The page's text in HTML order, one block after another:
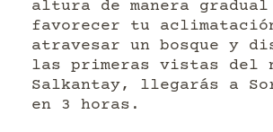
altura de manera
favorecer tu
atravesar un bosque y
las primeras vistas del
Salkantay, llegarás a
en 3 horas.